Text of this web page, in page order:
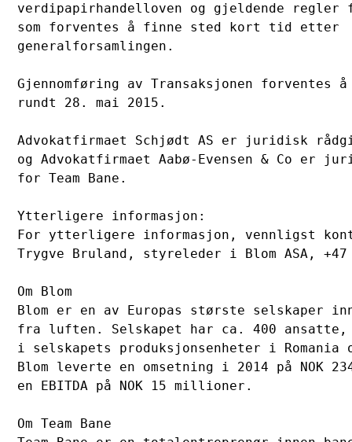
verdipapirhandelloven og gjeldende
som forventes å finne sted kort tid etter
generalforsamlingen.
Gjennomføring av Transaksjonen
rundt 28. mai 2015.
Advokatfirmaet Schjødt AS er juridisk
og Advokatfirmaet Aabø-Evensen & Co er
for Team Bane.
Ytterligere informasjon:
For ytterligere informasjon, vennligst
Trygve Bruland, styreleder i Blom ASA, +47
Om Blom
Blom er en av Europas største selskaper
fra luften. Selskapet har ca. 400
i selskapets produksjonsenheter i
Blom leverte en omsetning i 2014 på NOK
en EBITDA på NOK 15 millioner.
Om Team Bane